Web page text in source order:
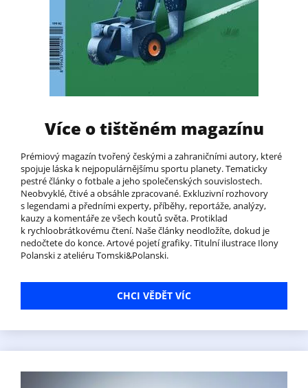
Více o tištěném magazínu
Prémiový magazín tvořený českými a zahraničními autory, které
spojuje láska k nejpopulárnějšímu sportu planety. Tematicky
pestré články o fotbale a jeho společenských souvislostech.
Neobvyklé, čtivé a obsáhle zpracované. Exkluzivní rozhovory
s legendami a předními experty, příběhy, reportáže, analýzy,
kauzy a komentáře ze všech koutů světa. Protiklad
k rychloobrátkovému čtení. Naše články neodložíte, dokud je
nedočtete do konce. Artové pojetí grafiky. Titulní ilustrace Ilony
Polanski z ateliéru Tomski&Polanski.
CHCI VĚDĚT VÍC